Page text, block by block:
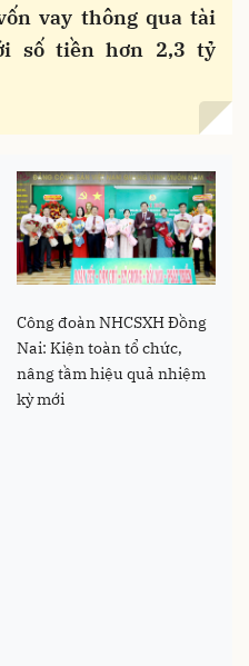
vay thông qua tài
số tiền hơn 2,3 tỷ
Công đoàn NHCSXH Đồng
Nai: Kiện toàn tổ chức,
nâng tầm hiệu quả nhiệm
kỳ mới